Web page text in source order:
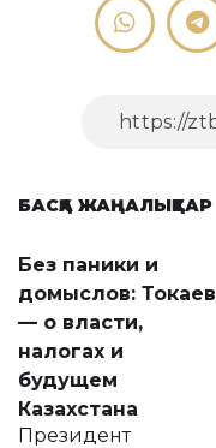
БАСҚА ЖАҢАЛЫҚТАР
Без паники и
домыслов: Токаев
— о власти,
налогах и
будущем
Казахстана
Президент